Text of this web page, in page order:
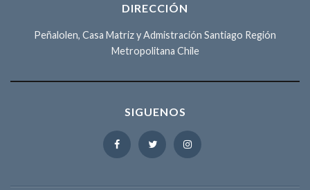
DIRECCIÓN
Peñalolen, Casa Matriz y Admistración Santiago Región
Metropolitana Chile
SIGUENOS